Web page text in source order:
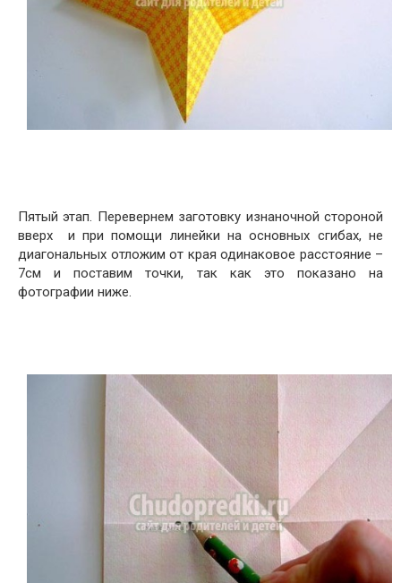
Пятый этап. Перевернем заготовку изнаночной стороной
вверх и при помощи линейки на основных сгибах, не
диагональных отложим от края одинаковое расстояние –
7см и поставим точки, так как это показано на
фотографии ниже.